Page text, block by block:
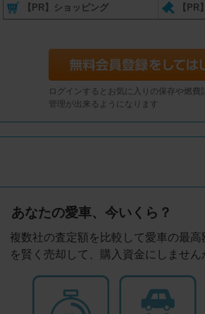
【PR】ショッピング 【
ログインするとお気に入りの保存や燃費
管理が出来るようになります
あなたの愛車、今いくら？
複数社の査定額を比較して愛車の最
を賢く売却して、購入資金にしません